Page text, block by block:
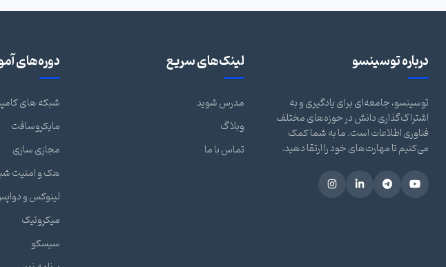
درباره توسینسو
توسینسو، جامعه‌ای برای یادگیری و به
اشتراک‌گذاری دانش در حوزه‌های مختلف
فناوری اطلاعات است. ما به شما کمک
می‌کنیم تا مهارت‌های خود را ارتقا دهید.
لینک‌های سریع
مدرس شوید
وبلاگ
تماس با ما
دوره‌های
شبکه های
مایکروسافت
مجازی سازی
هک و امنیت
لینوکس و
میکروتیک
سیسکو